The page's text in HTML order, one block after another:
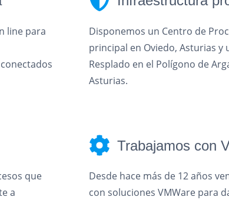
line para
Disponemos un Centro de
principal en Oviedo, Asturias y
Resplado en el Polígono de
Asturias.
que
a
Trabajamos con
Desde hace más de 12 años
con soluciones VMWare para